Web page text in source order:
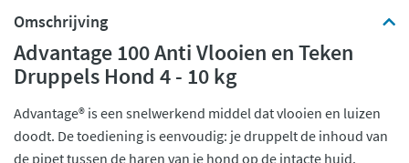
Omschrijving
Advantage 100 Anti Vlooien en Teken
Druppels Hond 4 - 10 kg
Advantage® is een snelwerkend middel dat vlooien en luizen
doodt. De toediening is eenvoudig: je druppelt de inhoud van
de pipet tussen de haren van je hond op de intacte huid.